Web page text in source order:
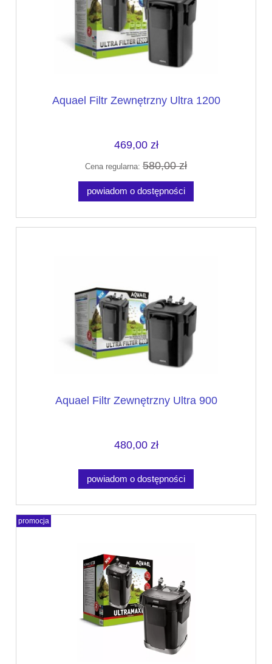
Aquael Filtr Zewnętrzny Ultra 1200
469,00 zł
Cena regularna: 580,00 zł
powiadom o dostępności
Aquael Filtr Zewnętrzny Ultra 900
480,00 zł
powiadom o dostępności
promocja